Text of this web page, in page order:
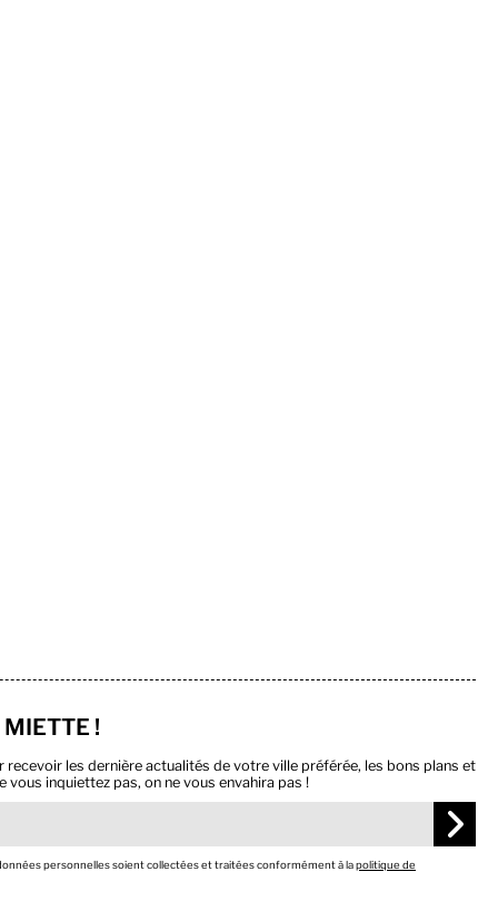
MIETTE !
les dernière actualités de votre ville préférée, les bons plans et
vous inquiettez pas, on ne vous envahira pas !
personnelles soient collectées et traitées conformément à lapolitique de